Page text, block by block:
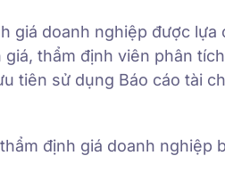
giá doanh nghiệp được
thẩm định viên phân
tiên sử dụng Báo cáo tài
định giá doanh nghiệp